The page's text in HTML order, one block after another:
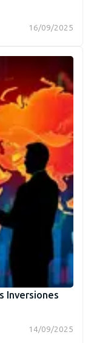
16/09/2025
Inversiones
14/09/2025